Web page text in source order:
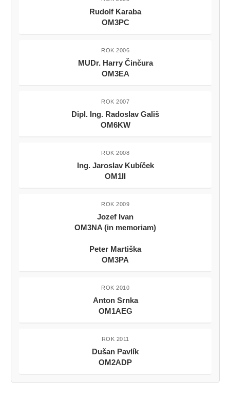
Rudolf Karaba
OM3PC
ROK 2006
MUDr. Harry Činčura
OM3EA
ROK 2007
Dipl. Ing. Radoslav Gališ
OM6KW
ROK 2008
Ing. Jaroslav Kubíček
OM1II
ROK 2009
Jozef Ivan
OM3NA (in memoriam)
Peter Martiška
OM3PA
ROK 2010
Anton Srnka
OM1AEG
ROK 2011
Dušan Pavlík
OM2ADP